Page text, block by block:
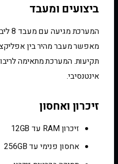
ביצועים ומעבד
מאפשר מעבר מהיר בין
תקיעות. המערכת מתאימה
אינטנסיבי.
זיכרון ואחסון
זיכרון RAM עד 12GB
אחסון פנימי עד 256GB